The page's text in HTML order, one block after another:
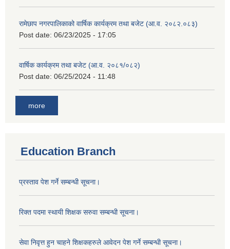
रामेछाप नगरपालिकाको वार्षिक कार्यक्रम तथा बजेट (आ.व. २०८२.०८३)
Post date: 06/23/2025 - 17:05
वार्षिक कार्यक्रम तथा बजेट (आ.व. २०८१/०८२)
Post date: 06/25/2024 - 11:48
more
Education Branch
प्रस्ताव पेश गर्ने सम्बन्धी सूचना।
रिक्त पदमा स्थायी शिक्षक सरुवा सम्बन्धी सूचना।
सेवा निवृत्त हुन चाहने शिक्षकहरुले आवेदन पेश गर्ने सम्बन्धी सूचना।